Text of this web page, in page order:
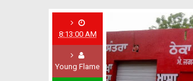
8:13:00 AM
Young Flame